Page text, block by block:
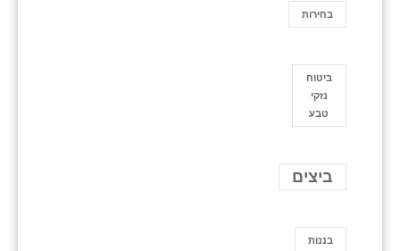
בחירות
ביטוח
נזקי
טבע
ביצים
בננות